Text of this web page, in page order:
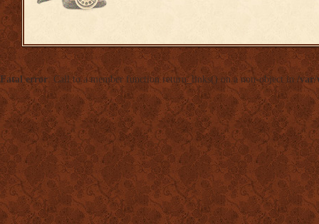
Fatal error: Call to a member function return_links() on a non-object in /var/